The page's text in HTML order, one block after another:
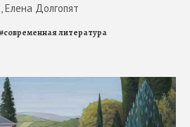
Елена Долгопят
#современная литература